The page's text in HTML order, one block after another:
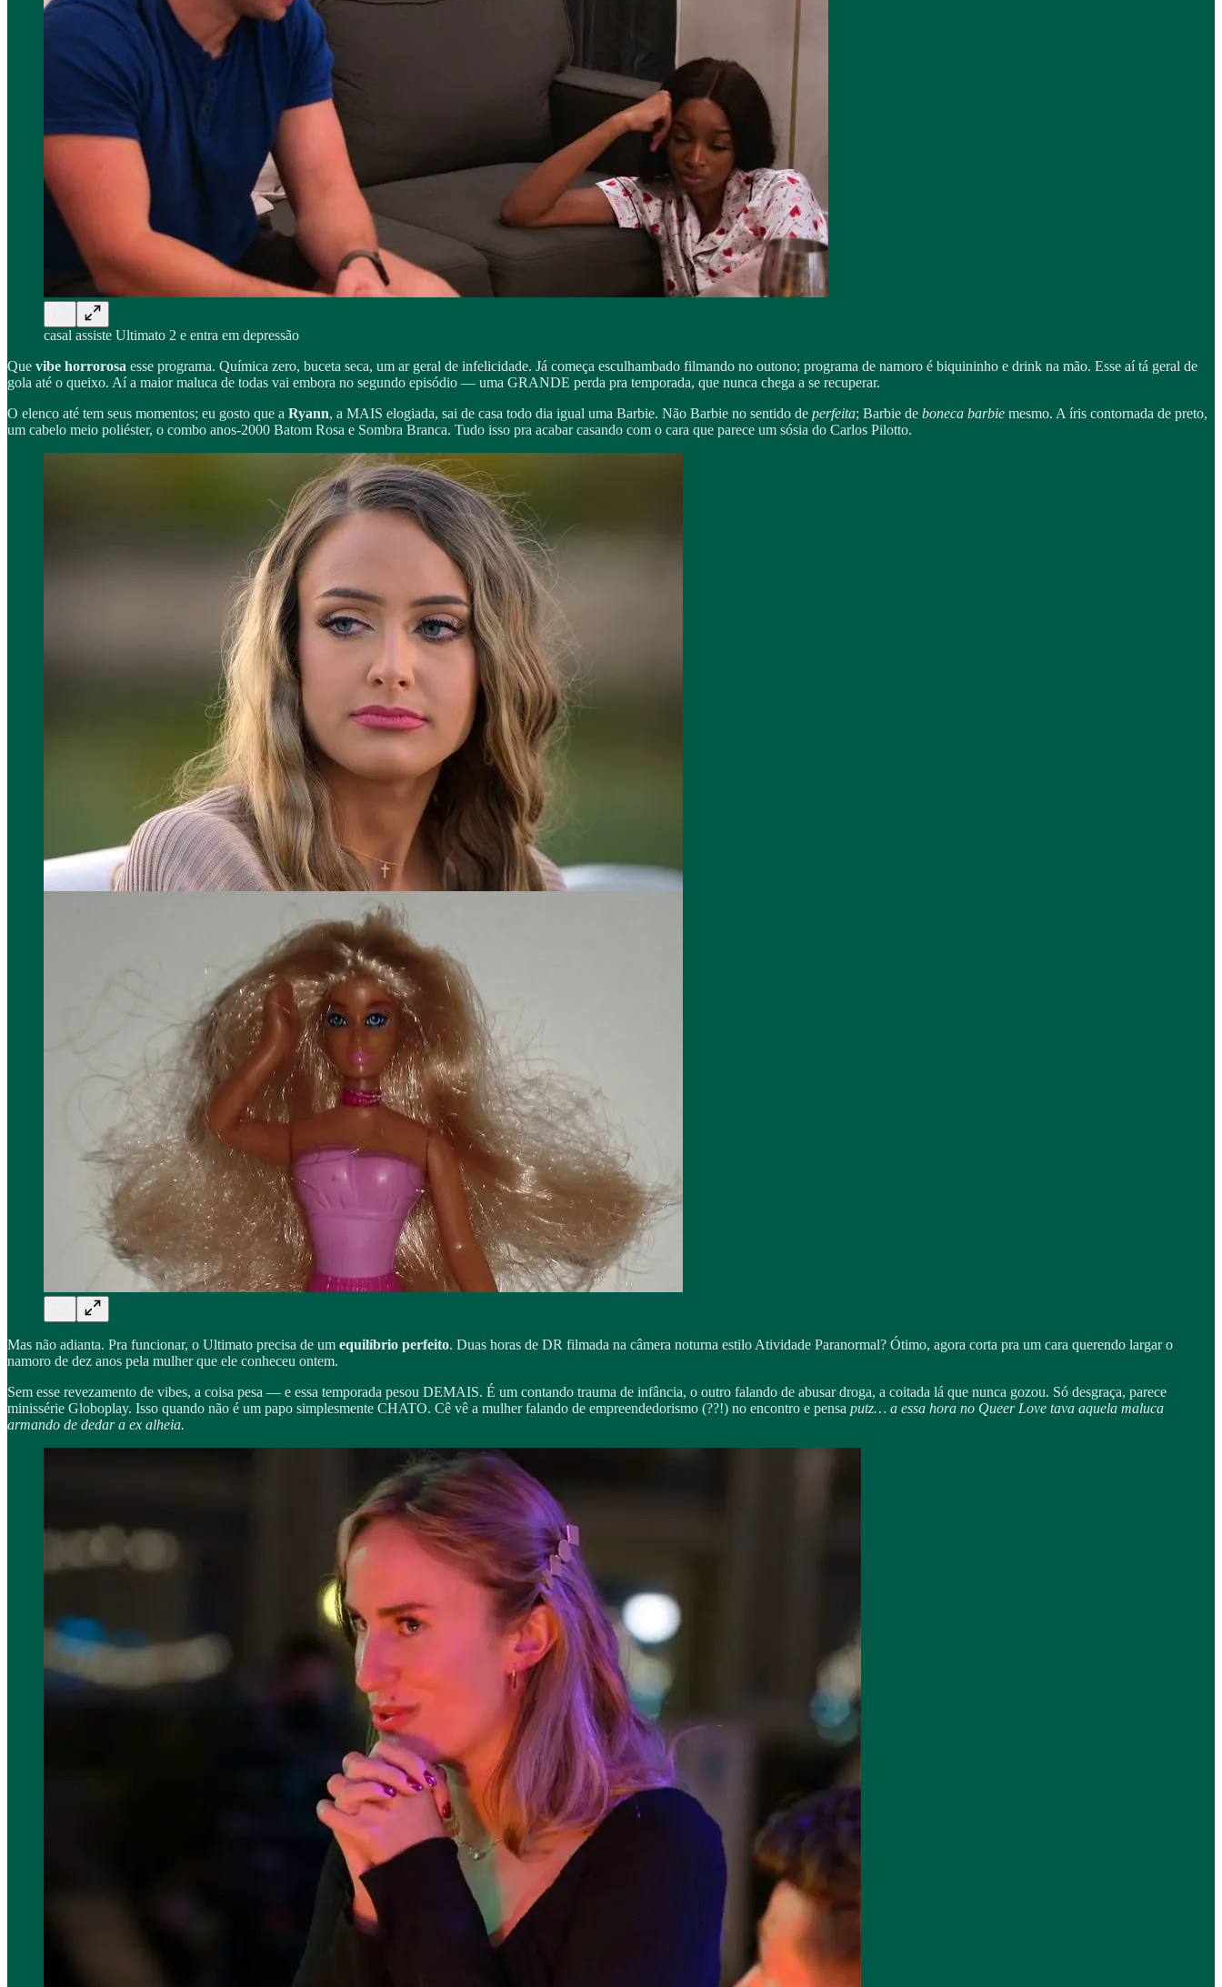
casal assiste Ultimato 2 e entra em depressão
Que vibe horrorosa esse programa. Química zero, buceta seca, um ar geral de infelicidade. Já começa esculhambado filmando no outono; programa de namoro é biquininho e drink na mão. Esse aí tá geral de
gola até o queixo. Aí a maior maluca de todas vai embora no segundo episódio — uma GRANDE perda pra temporada, que nunca chega a se recuperar.
O elenco até tem seus momentos; eu gosto que a Ryann, a MAIS elogiada, sai de casa todo dia igual uma Barbie. Não Barbie no sentido de perfeita; Barbie de boneca barbie mesmo. A íris contornada de preto,
um cabelo meio poliéster, o combo anos-2000 Batom Rosa e Sombra Branca. Tudo isso pra acabar casando com o cara que parece um sósia do Carlos Pilotto.
Mas não adianta. Pra funcionar, o Ultimato precisa de um equilíbrio perfeito. Duas horas de DR filmada na câmera noturna estilo Atividade Paranormal? Ótimo, agora corta pra um cara querendo largar o
namoro de dez anos pela mulher que ele conheceu ontem.
Sem esse revezamento de vibes, a coisa pesa — e essa temporada pesou DEMAIS. É um contando trauma de infância, o outro falando de abusar droga, a coitada lá que nunca gozou. Só desgraça, parece
minissérie Globoplay. Isso quando não é um papo simplesmente CHATO. Cê vê a mulher falando de empreendedorismo (??!) no encontro e pensa putz… a essa hora no Queer Love tava aquela maluca
armando de dedar a ex alheia.